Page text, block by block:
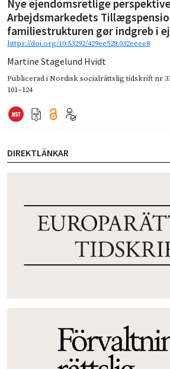
Nye ejendomsretlige
Arbejdsmarkedets
familiestrukturen gør indgreb i
https://doi.org/10.53292/429ee528.032eeee8
Martine Stagelund Hvidt
Publicerad iNordisk socialrättslig tidskrift nr
101–124
DIREKTLÄNKAR